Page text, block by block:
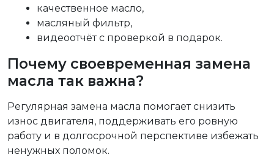
качественное масло,
масляный фильтр,
видеоотчёт с проверкой в подарок.
Почему своевременная замена
масла так важна?
Регулярная замена масла помогает снизить
износ двигателя, поддерживать его ровную
работу и в долгосрочной перспективе избежать
ненужных поломок.